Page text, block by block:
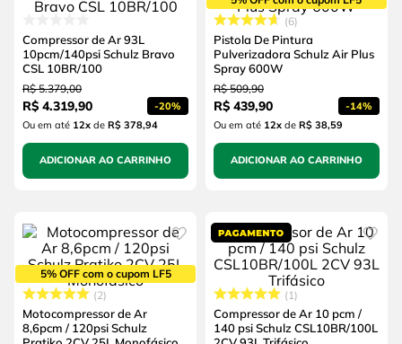
Compressor de Ar 93L
10pcm/140psi Schulz Bravo
CSL 10BR/100
R$ 5.379,00
R$ 4.319,90 -20%
Ou em até 12xde R$ 378,94
ADICIONAR AO CARRINHO
6
Pistola De Pintura
Pulverizadora Schulz Air Plus
Spray 600W
R$ 509,90
R$ 439,90 -14%
Ou em até 12xde R$ 38,59
ADICIONAR AO CARRINHO
5% OFF com o cupom LF5
2
Motocompressor de Ar
8,6pcm / 120psi Schulz
1
Compressor de Ar 10 pcm /
140 psi Schulz CSL10BR/100L